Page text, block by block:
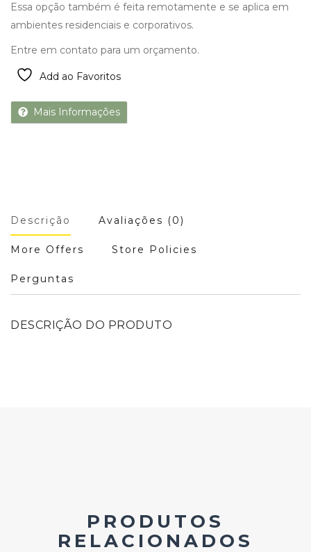
Essa opção também é feita remotamente e se aplica em
ambientes residenciais e corporativos.
Entre em contato para um orçamento.
Add ao Favoritos
Mais Informações
Descrição Avaliações (0)
More Offers Store Policies
Perguntas
DESCRIÇÃO DO PRODUTO
PRODUTOS
RELACIONADOS